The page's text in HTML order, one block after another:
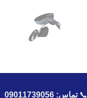
📞تماس: 09011739056